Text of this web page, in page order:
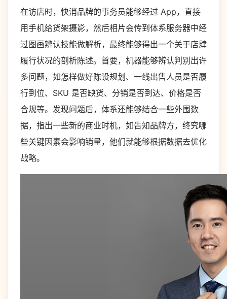
在访店时，快消品牌的事务员能够经过 App，直接
用手机给货架摄影，然后相片会传到体系服务器中经
过图画辨认技能做解析，最终能够得出一个关于店肆
履行状况的剖析陈述。首要，机器能够辨认判别出许
多问题，如怎样做好陈设规划、一线出售人员是否履
行到位、SKU 是否缺货、分销是否到达、价格是否
合规等。发现问题后，体系还能够结合一些外围数
据，指出一些新的商业时机，如告知品牌方，终究哪
些关键因素会影响销量，他们就能够根据数据去优化
战略。